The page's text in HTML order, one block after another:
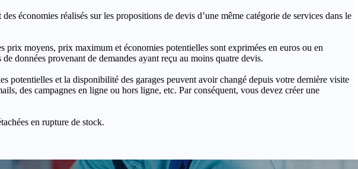
réalisés sur les propositions de devis d’une même catégorie de services dans le
moyens, prix maximum et économies potentielles sont exprimées en euros ou en
données provenant de demandes ayant reçu au moins quatre devis.
potentielles et la disponibilité des garages peuvent avoir changé depuis votre dernière visite
des campagnes en ligne ou hors ligne, etc. Par conséquent, vous devez créer une
en rupture de stock.